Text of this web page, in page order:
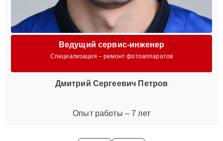
Ведущий сервис-инженер
Специализация – ремонт фотоаппаратов
Дмитрий Сергеевич Петров
Опыт работы – 7 лет